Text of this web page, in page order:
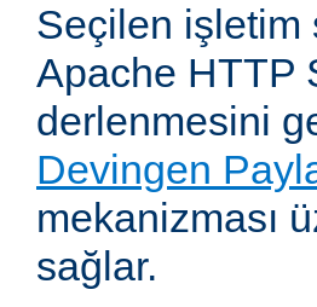
Seçilen işletim
Apache HTTP
derlenmesini
Devingen
mekanizması
sağlar.